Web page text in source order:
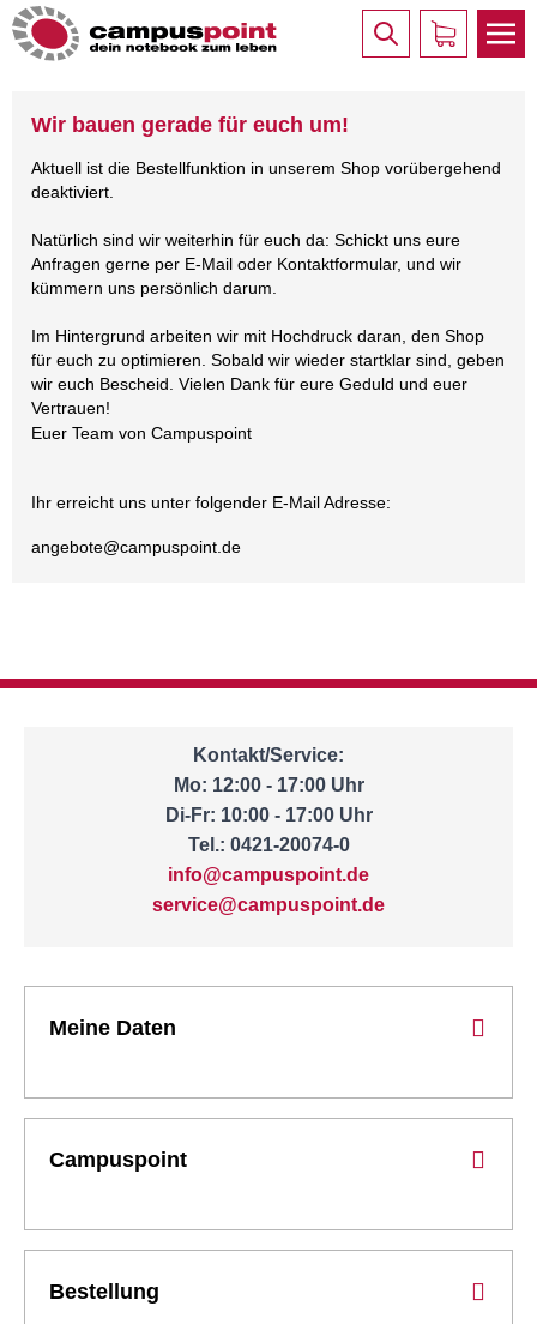
Wir bauen gerade für euch um!
Aktuell ist die Bestellfunktion in unserem Shop vorübergehend
deaktiviert.
Natürlich sind wir weiterhin für euch da: Schickt uns eure
Anfragen gerne per E-Mail oder Kontaktformular, und wir
kümmern uns persönlich darum.
Im Hintergrund arbeiten wir mit Hochdruck daran, den Shop
für euch zu optimieren. Sobald wir wieder startklar sind, geben
wir euch Bescheid. Vielen Dank für eure Geduld und euer
Vertrauen!
Euer Team von Campuspoint
Ihr erreicht uns unter folgender E-Mail Adresse:
angebote@campuspoint.de
Kontakt/Service:
Mo: 12:00 - 17:00 Uhr
Di-Fr: 10:00 - 17:00 Uhr
Tel.: 0421-20074-0
info@campuspoint.de
service@campuspoint.de
Meine Daten
Campuspoint
Bestellung